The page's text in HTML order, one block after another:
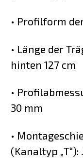
• Profilform
• Länge der
hinten 127 cm
•
30 mm
•
(Kanaltyp „T“):